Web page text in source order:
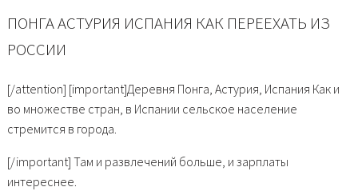
ПОНГА АСТУРИЯ ИСПАНИЯ КАК ПЕРЕЕХАТЬ ИЗ
РОССИИ
[/attention] [important]Деревня Понга, Астурия, Испания Как и
во множестве стран, в Испании сельское население
стремится в города.
[/important] Там и развлечений больше, и зарплаты
интереснее.